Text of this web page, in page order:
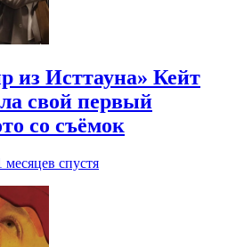
из Исттауна» Кейт
свой первый
со съёмок
месяцев спустя